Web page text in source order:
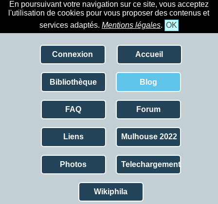
En poursuivant votre navigation sur ce site, vous acceptez
l'utilisation de cookies pour vous proposer des contenus et
services adaptés. Mentions légales. OK
Connexion Accueil
Bibliothèque Blog
FAQ Forum
Liens Mulhouse 2022
Photos Telechargement
Wikiphila